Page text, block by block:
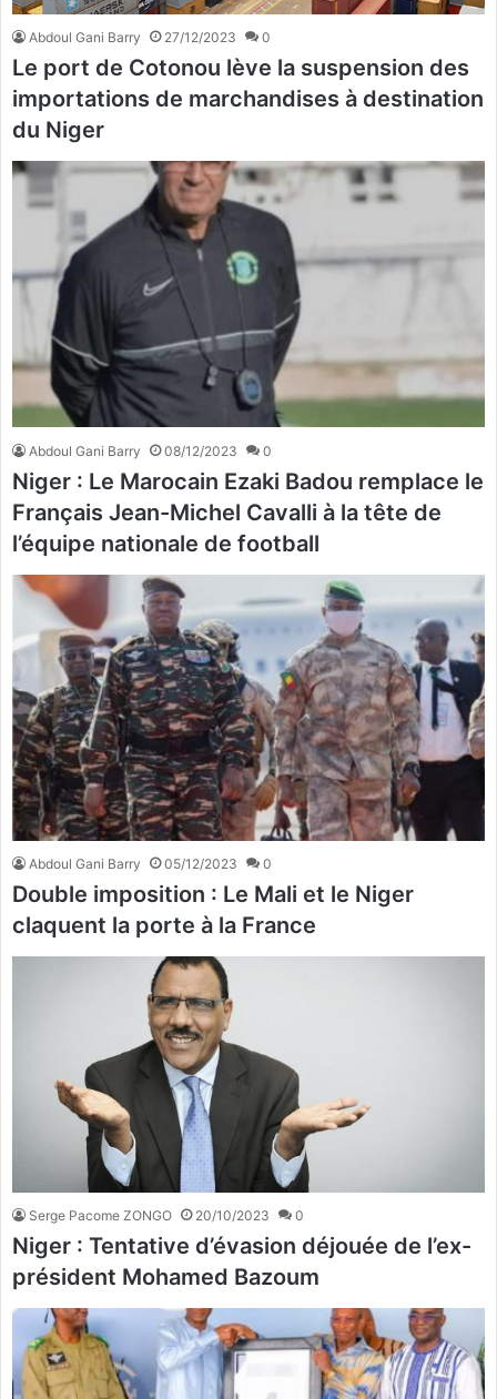
Abdoul Gani Barry 27/12/2023 0
Le port de Cotonou lève la suspension des
importations de marchandises à destination
du Niger
Abdoul Gani Barry 08/12/2023 0
Niger : Le Marocain Ezaki Badou remplace le
Français Jean-Michel Cavalli à la tête de
l’équipe nationale de football
Abdoul Gani Barry 05/12/2023 0
Double imposition : Le Mali et le Niger
claquent la porte à la France
Serge Pacome ZONGO 20/10/2023 0
Niger : Tentative d’évasion déjouée de l’ex-
président Mohamed Bazoum